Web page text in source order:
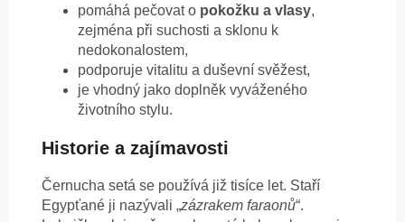
pomáhá pečovat o pokožku a vlasy,
zejména při suchosti a sklonu k
nedokonalostem,
podporuje vitalitu a duševní svěžest,
je vhodný jako doplněk vyváženého
životního stylu.
Historie a zajímavosti
Černucha setá se používá již tisíce let. Staří
Egypťané ji nazývali „zázrakem faraonů“.